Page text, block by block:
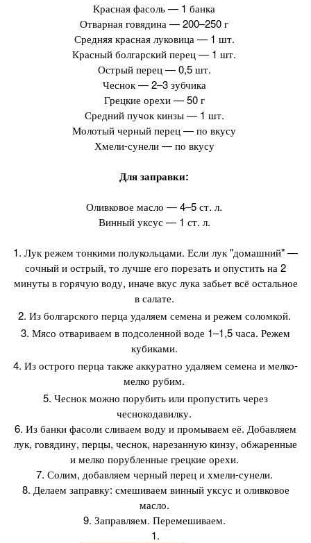
Красная фасоль — 1 банка
Отварная говядина — 200–250 г
Средняя красная луковица — 1 шт.
Красный болгарский перец — 1 шт.
Острый перец — 0,5 шт.
Чеснок — 2–3 зубчика
Грецкие орехи — 50 г
Средний пучок кинзы — 1 шт.
Молотый черный перец — по вкусу
Хмели-сунели — по вкусу
Для заправки:
Оливковое масло — 4–5 ст. л.
Винный уксус — 1 ст. л.
1. Лук режем тонкими полукольцами. Если лук "домашний" —
сочный и острый, то лучше его порезать и опустить на 2
минуты в горячую воду, иначе вкус лука забьет всё остальное
в салате.
2. Из болгарского перца удаляем семена и режем соломкой.
3. Мясо отвариваем в подсоленной воде 1–1,5 часа. Режем
кубиками.
4. Из острого перца также аккуратно удаляем семена и мелко-
мелко рубим.
5. Чеснок можно порубить или пропустить через
чеснокодавилку.
6. Из банки фасоли сливаем воду и промываем её. Добавляем
лук, говядину, перцы, чеснок, нарезанную кинзу, обжаренные
и мелко порубленные грецкие орехи.
7. Солим, добавляем черный перец и хмели-сунели.
8. Делаем заправку: смешиваем винный уксус и оливковое
масло.
9. Заправляем. Перемешиваем.
1.